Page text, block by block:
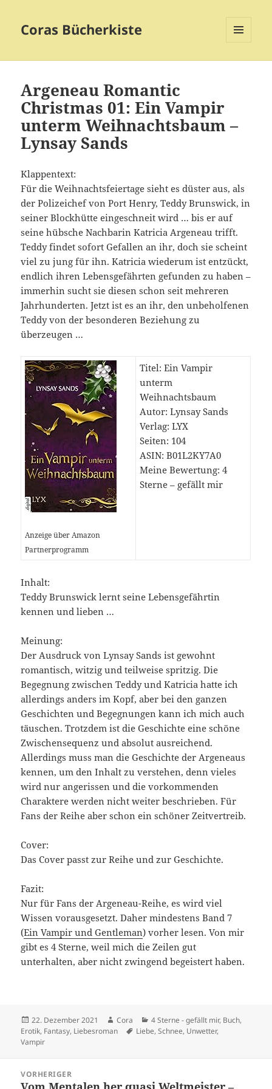
Coras Bücherkiste
Argeneau Romantic
Christmas 01: Ein Vampir
unterm Weihnachtsbaum –
Lynsay Sands
Klappentext:
Für die Weihnachtsfeiertage sieht es düster aus, als
der Polizeichef von Port Henry, Teddy Brunswick, in
seiner Blockhütte eingeschneit wird … bis er auf
seine hübsche Nachbarin Katricia Argeneau trifft.
Teddy findet sofort Gefallen an ihr, doch sie scheint
viel zu jung für ihn. Katricia wiederum ist entzückt,
endlich ihren Lebensgefährten gefunden zu haben –
immerhin sucht sie diesen schon seit mehreren
Jahrhunderten. Jetzt ist es an ihr, den unbeholfenen
Teddy von der besonderen Beziehung zu
überzeugen …
Anzeige über Amazon
Partnerprogramm
Titel: Ein Vampir
unterm
Weihnachtsbaum
Autor: Lynsay Sands
Verlag: LYX
Seiten: 104
ASIN:B01L2KY7A0
Meine Bewertung: 4
Sterne – gefällt mir
Inhalt:
Teddy Brunswick lernt seine Lebensgefährtin
kennen und lieben …
Meinung:
Der Ausdruck von Lynsay Sands ist gewohnt
romantisch, witzig und teilweise spritzig. Die
Begegnung zwischen Teddy und Katricia hatte ich
allerdings anders im Kopf, aber bei den ganzen
Geschichten und Begegnungen kann ich mich auch
täuschen. Trotzdem ist die Geschichte eine schöne
Zwischensequenz und absolut ausreichend.
Allerdings muss man die Geschichte der Argeneaus
kennen, um den Inhalt zu verstehen, denn vieles
wird nur angerissen und die vorkommenden
Charaktere werden nicht weiter beschrieben. Für
Fans der Reihe aber schon ein schöner Zeitvertreib.
Cover:
Das Cover passt zur Reihe und zur Geschichte.
Fazit:
Nur für Fans der Argeneau-Reihe, es wird viel
Wissen vorausgesetzt. Daher mindestens Band 7
(Ein Vampir und Gentleman) vorher lesen. Von mir
gibt es 4 Sterne, weil mich die Zeilen gut
unterhalten, aber nicht zwingend begeistert haben.
Veröffentlicht
am
22. Dezember 2021 Autor
Cora Kategorien
4 Sterne - gefällt mir, Buch,
Erotik, Fantasy, Liebesroman Schlagwörter
Liebe,Schnee, Unwetter,
Vampir
VORHERIGER